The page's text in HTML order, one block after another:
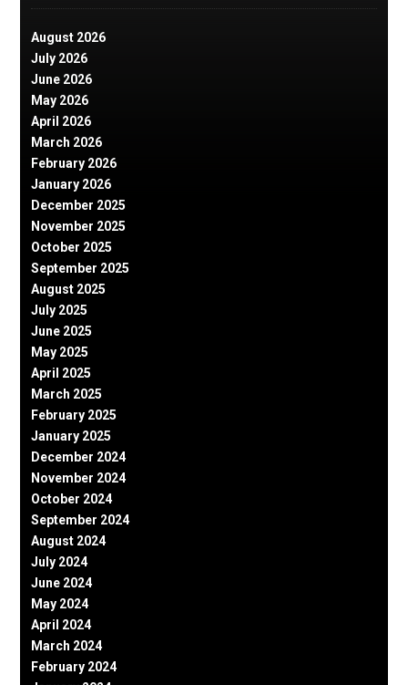
August 2026
July 2026
June 2026
May 2026
April 2026
March 2026
February 2026
January 2026
December 2025
November 2025
October 2025
September 2025
August 2025
July 2025
June 2025
May 2025
April 2025
March 2025
February 2025
January 2025
December 2024
November 2024
October 2024
September 2024
August 2024
July 2024
June 2024
May 2024
April 2024
March 2024
February 2024